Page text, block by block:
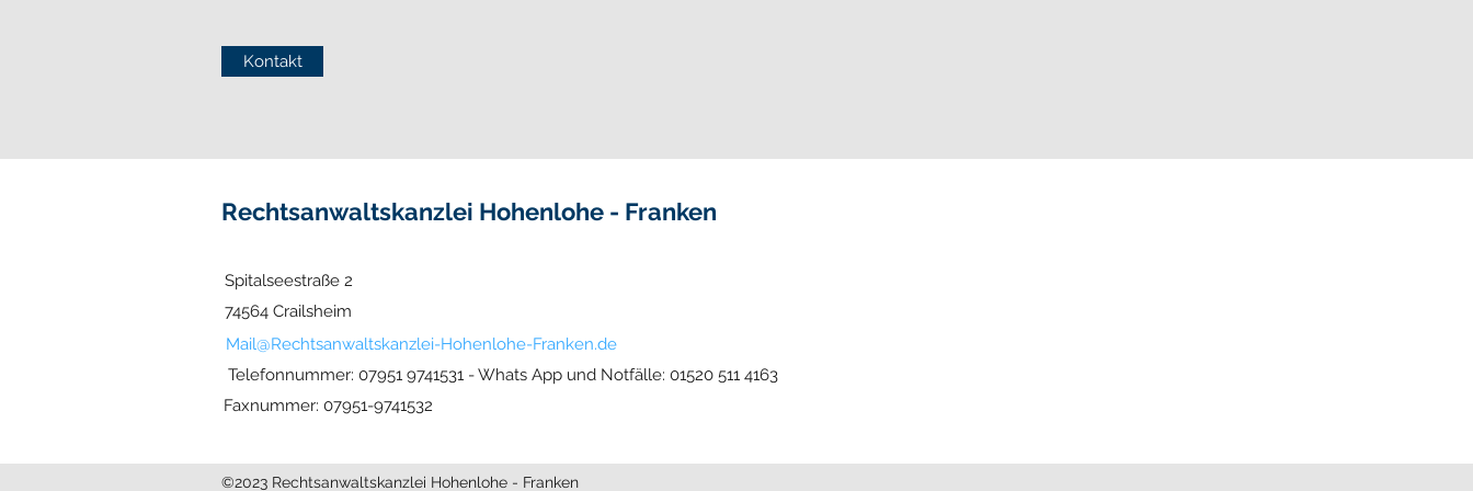
Kontakt
Rechtsanwaltskanzlei Hohenlohe - Franken
Spitalseestraße 2
74564 Crailsheim
Mail@Rechtsanwaltskanzlei-Hohenlohe-Franken.de
Telefonnummer: 07951 9741531 - Whats App und Notfälle: 01520 511 4163
Faxnummer: 07951-9741532
©2023 Rechtsanwaltskanzlei Hohenlohe - Franken